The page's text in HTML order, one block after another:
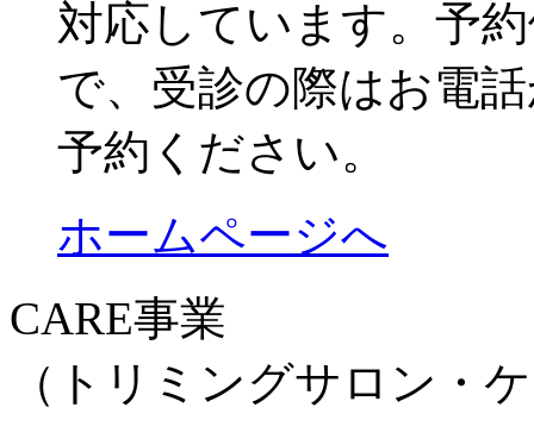
対応しています。予
で、受診の際はお電
予約ください。
ホームページへ
CARE事業
（トリミングサロン・